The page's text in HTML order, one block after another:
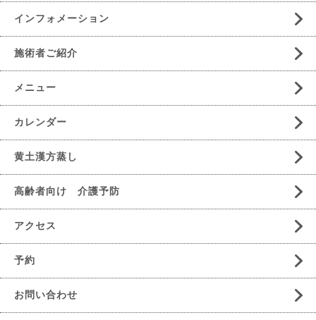
インフォメーション
施術者ご紹介
メニュー
カレンダー
黄土漢方蒸し
高齢者向け 介護予防
アクセス
予約
お問い合わせ